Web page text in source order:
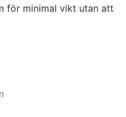
för minimal vikt utan att